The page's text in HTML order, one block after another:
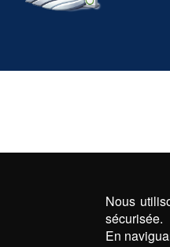
Nous
sécurisée.
En